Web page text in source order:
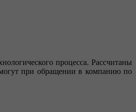
процесса. Рассчитаны
при обращении в компанию по